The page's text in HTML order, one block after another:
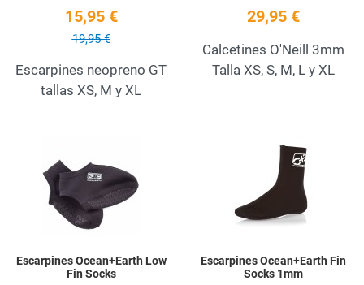
15,95 €
19,95 €
Escarpines neopreno GT
tallas XS, M y XL
29,95 €
Calcetines O'Neill 3mm
Talla XS, S, M, L y XL
Escarpines Ocean+Earth Low
Fin Socks
Escarpines Ocean+Earth Fin
Socks 1mm